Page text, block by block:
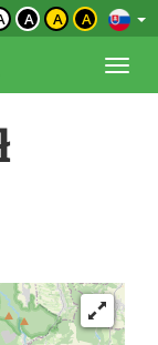
A A A